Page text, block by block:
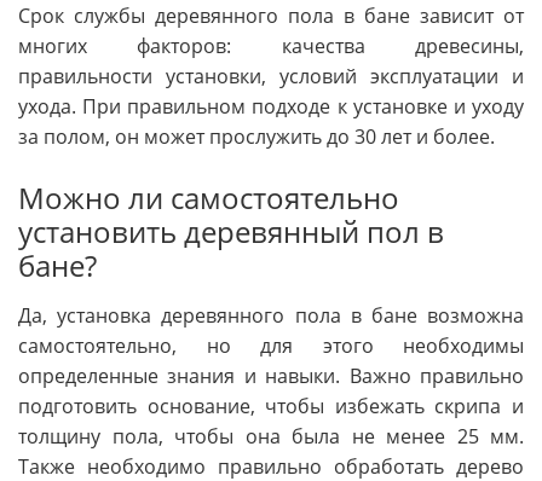
Срок службы деревянного пола в бане зависит от
многих факторов: качества древесины,
правильности установки, условий эксплуатации и
ухода. При правильном подходе к установке и уходу
за полом, он может прослужить до 30 лет и более.
Можно ли самостоятельно
установить деревянный пол в
бане?
Да, установка деревянного пола в бане возможна
самостоятельно, но для этого необходимы
определенные знания и навыки. Важно правильно
подготовить основание, чтобы избежать скрипа и
толщину пола, чтобы она была не менее 25 мм.
Также необходимо правильно обработать дерево